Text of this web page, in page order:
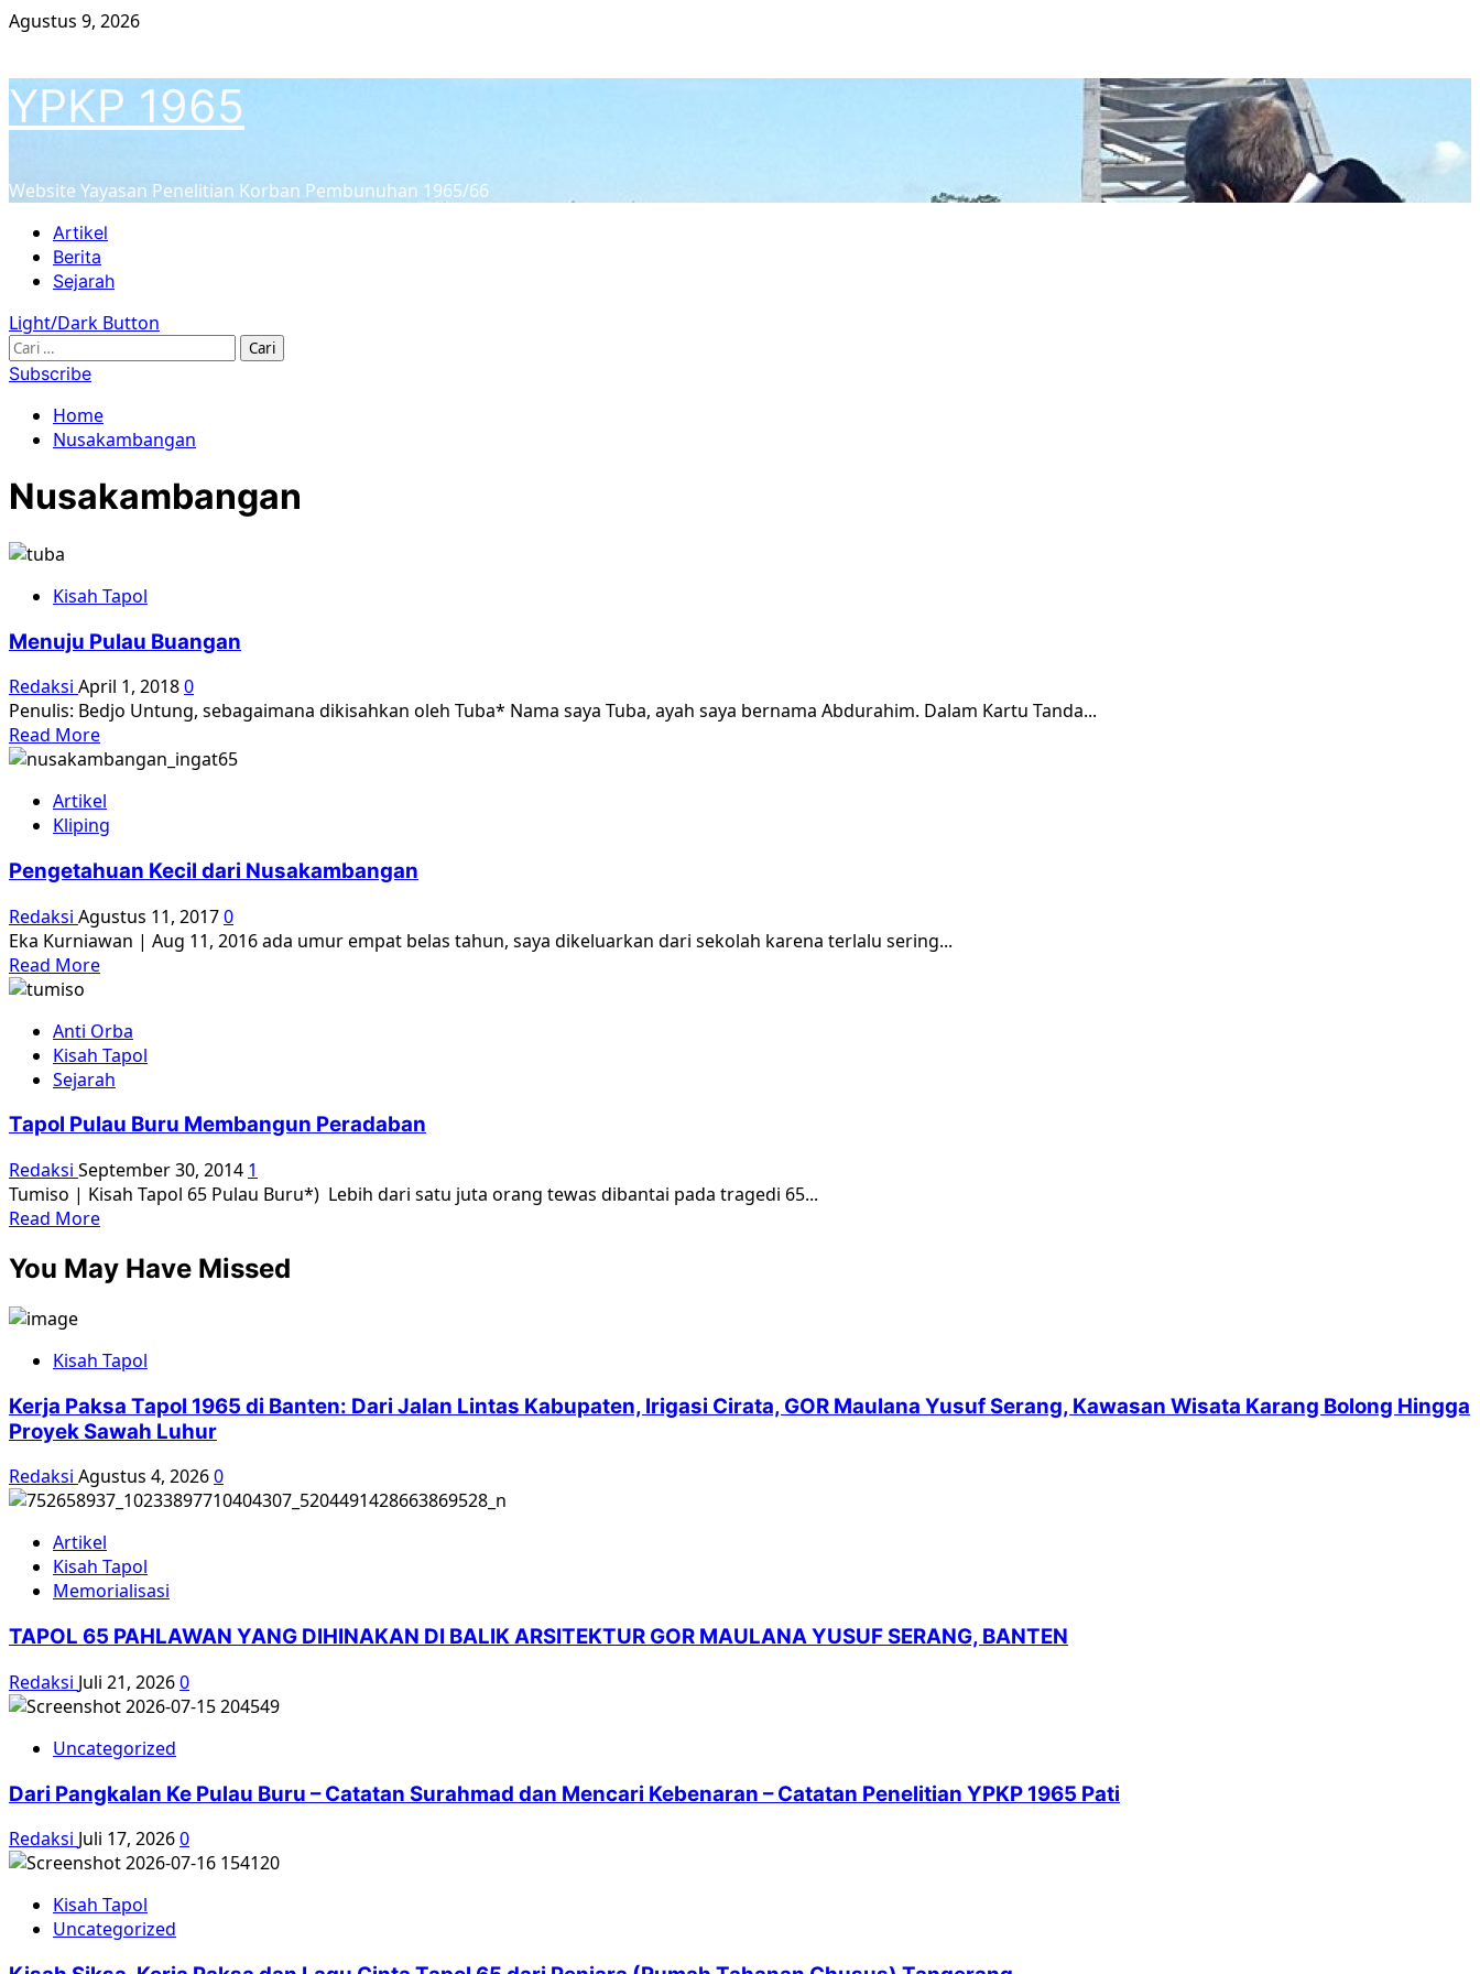
Skip
Agustus 9, 2026
YPKP 1965
Website Yayasan Penelitian Korban Pembunuhan 1965/66
Primary
Menu
Artikel
Berita
Sejarah
Light/Dark Button
Cari
untuk:
Subscribe
Home
Nusakambangan
Nusakambangan
Kisah Tapol
Menuju Pulau Buangan
Redaksi April 1, 20180
Penulis: Bedjo Untung, sebagaimana dikisahkan oleh Tuba* Nama saya Tuba, ayah saya bernama Abdurahim. Dalam Kartu Tanda...
Read MoreRead
more
Menuju
Pulau
Artikel
Kliping
Pengetahuan Kecil dari Nusakambangan
Redaksi Agustus 11, 20170
Eka Kurniawan | Aug 11, 2016 ada umur empat belas tahun, saya dikeluarkan dari sekolah karena terlalu sering...
Read MoreRead
Pengetahuan
Kecil
dari
Anti Orba
Kisah Tapol
Sejarah
Tapol Pulau Buru Membangun Peradaban
Redaksi September 30, 2014 1
Tumiso | Kisah Tapol 65 Pulau Buru*) Lebih dari satu juta orang tewas dibantai pada tragedi 65...
Read MoreRead
about
Tapol
Membangun
You May Have Missed
Kisah Tapol
Kerja Paksa Tapol 1965 di Banten: Dari Jalan Lintas Kabupaten, Irigasi Cirata, GOR Maulana Yusuf Serang, Kawasan Wisata Karang Bolong Hingga
Proyek Sawah Luhur
Redaksi Agustus 4, 20260
Artikel
Kisah Tapol
Memorialisasi
TAPOL 65 PAHLAWAN YANG DIHINAKAN DI BALIK ARSITEKTUR GOR MAULANA YUSUF SERANG, BANTEN
Redaksi Juli 21, 20260
Uncategorized
Dari Pangkalan Ke Pulau Buru – Catatan Surahmad dan Mencari Kebenaran – Catatan Penelitian YPKP 1965 Pati
Redaksi Juli 17, 20260
Kisah Tapol
Uncategorized